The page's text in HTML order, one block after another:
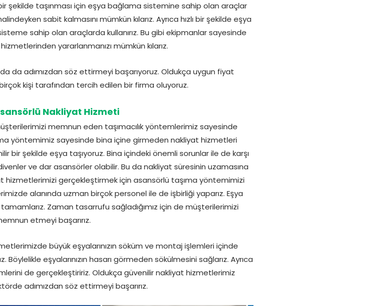
bir şekilde taşınması için eşya bağlama sistemine sahip olan araçlar
sabit kalmasını mümkün kılarız. Ayrıca hızlı bir şekilde eşya
sahip olan araçlarda kullanırız. Bu gibi ekipmanlar sayesinde
yararlanmanızı mümkün kılarız.
da adımızdan söz ettirmeyi başarıyoruz. Oldukça uygun fiyat
kişi tarafından tercih edilen bir firma oluyoruz.
Nakliyat Hizmeti
memnun eden taşımacılık yöntemlerimiz sayesinde
yöntemimiz sayesinde bina içine girmeden nakliyat hizmetleri
bir şekilde eşya taşıyoruz. Bina içindeki önemli sorunlar ile de karşı
ve dar asansörler olabilir. Bu da nakliyat süresinin uzamasına
hizmetlerimizi gerçekleştirmek için asansörlü taşıma yöntemimizi
alanında uzman birçok personel ile de işbirliği yaparız. Eşya
Zaman tasarrufu sağladığımız için de müşterilerimizi
etmeyi başarırız.
büyük eşyalarınızın söküm ve montaj işlemleri içinde
eşyalarınızın hasarı görmeden sökülmesini sağlarız. Ayrıca
de gerçekleştiririz. Oldukça güvenilir nakliyat hizmetlerimiz
adımızdan söz ettirmeyi başarırız.